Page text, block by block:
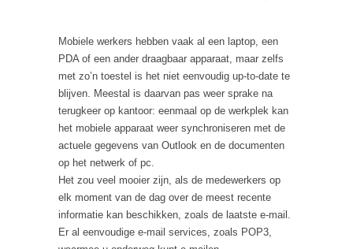
Mobiele werkers hebben vaak al een laptop, een
PDA of een ander draagbaar apparaat, maar zelfs
met zo’n toestel is het niet eenvoudig up-to-date te
blijven. Meestal is daarvan pas weer sprake na
terugkeer op kantoor: eenmaal op de werkplek kan
het mobiele apparaat weer synchroniseren met de
actuele gegevens van Outlook en de documenten
op het netwerk of pc.
Het zou veel mooier zijn, als de medewerkers op
elk moment van de dag over de meest recente
informatie kan beschikken, zoals de laatste e-mail.
Er al eenvoudige e-mail services, zoals POP3,